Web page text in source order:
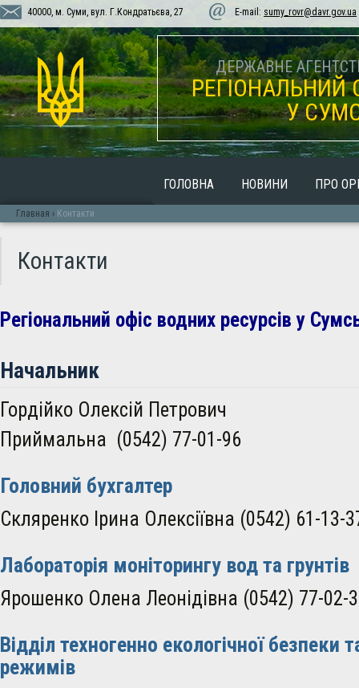
40000, м. Суми, вул. Г.Кондратьєва, 27 E-mail: sumy_rovr@davr.gov.ua
ДЕРЖАВНЕ
РЕГІОНАЛЬНИЙ
У
ГОЛОВНА НОВИНИ ПРО
Главная › Контакти
Контакти
Регіональний офіс водних ресурсів у
Начальник
Гордійко Олексій Петрович
Приймальна (0542) 77-01-96
Головний бухгалтер
Скляренко Ірина Олексіївна (0542) 61-13-
Лабораторія моніторингу вод та грунтів
Ярошенко Олена Леонідівна (0542) 77-02-
Відділ техногенно екологічної безпеки
режимів